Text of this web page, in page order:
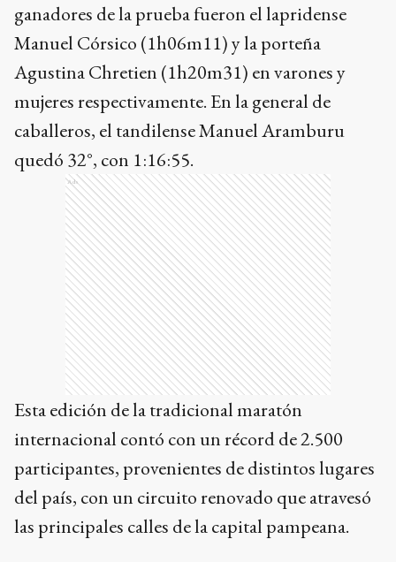
ganadores de la prueba fueron el lapridense
Manuel Córsico (1h06m11) y la porteña
Agustina Chretien (1h20m31) en varones y
mujeres respectivamente. En la general de
caballeros, el tandilense Manuel Aramburu
quedó 32°, con 1:16:55.
Ads
Esta edición de la tradicional maratón
internacional contó con un récord de 2.500
participantes, provenientes de distintos lugares
del país, con un circuito renovado que atravesó
las principales calles de la capital pampeana.